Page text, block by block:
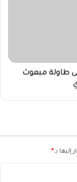
طاولة مبعوث
إليها بـ *